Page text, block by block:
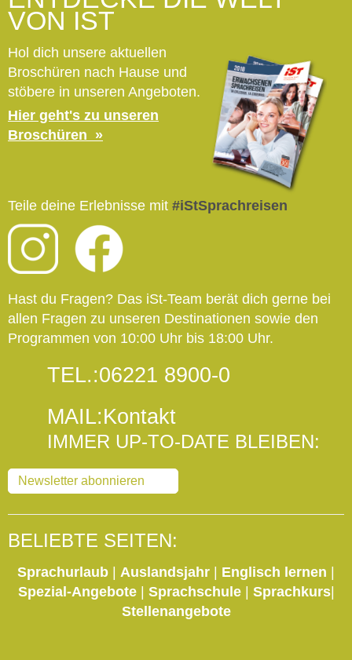
VON IST
Hol dich unsere aktuellen
Broschüren nach Hause und
stöbere in unseren Angeboten.
Hier geht's zu unseren
Broschüren
Teile deine Erlebnisse mit #iStSprachreisen
Hast du Fragen? Das iSt-Team berät dich gerne bei
allen Fragen zu unseren Destinationen sowie den
Programmen von 10:00 Uhr bis 18:00 Uhr.
TEL.:06221 8900-0
MAIL:Kontakt
IMMER UP-TO-DATE BLEIBEN:
Newsletter abonnieren
BELIEBTE SEITEN:
Sprachurlaub | Auslandsjahr | Englisch lernen |
Spezial-Angebote| Sprachschule | Sprachkurs|
Stellenangebote